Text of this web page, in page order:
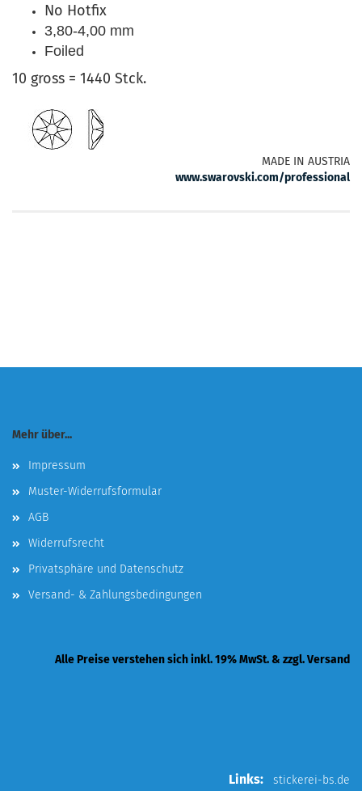
No Hotfix
3,80-4,00 mm
Foiled
10 gross = 1440 Stck.
MADE IN AUSTRIA
www.swarovski.com/professional
Mehr über...
Impressum
Muster-Widerrufsformular
AGB
Widerrufsrecht
Privatsphäre und Datenschutz
Versand- & Zahlungsbedingungen
Alle Preise verstehen sich inkl. 19% MwSt. & zzgl. Versand
Links: stickerei-bs.de